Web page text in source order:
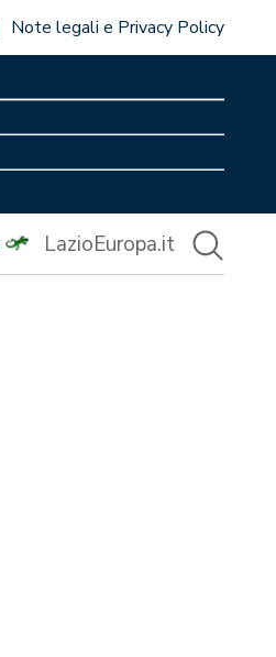
Note legali e Privacy Policy
LazioEuropa.it